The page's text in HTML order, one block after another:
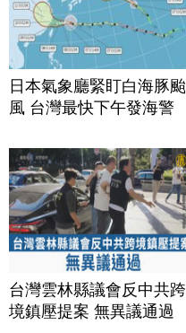
日本氣象廳緊盯白海豚颱
風 台灣最快下午發海警
台灣雲林縣議會反中共跨
境鎮壓提案 無異議通過